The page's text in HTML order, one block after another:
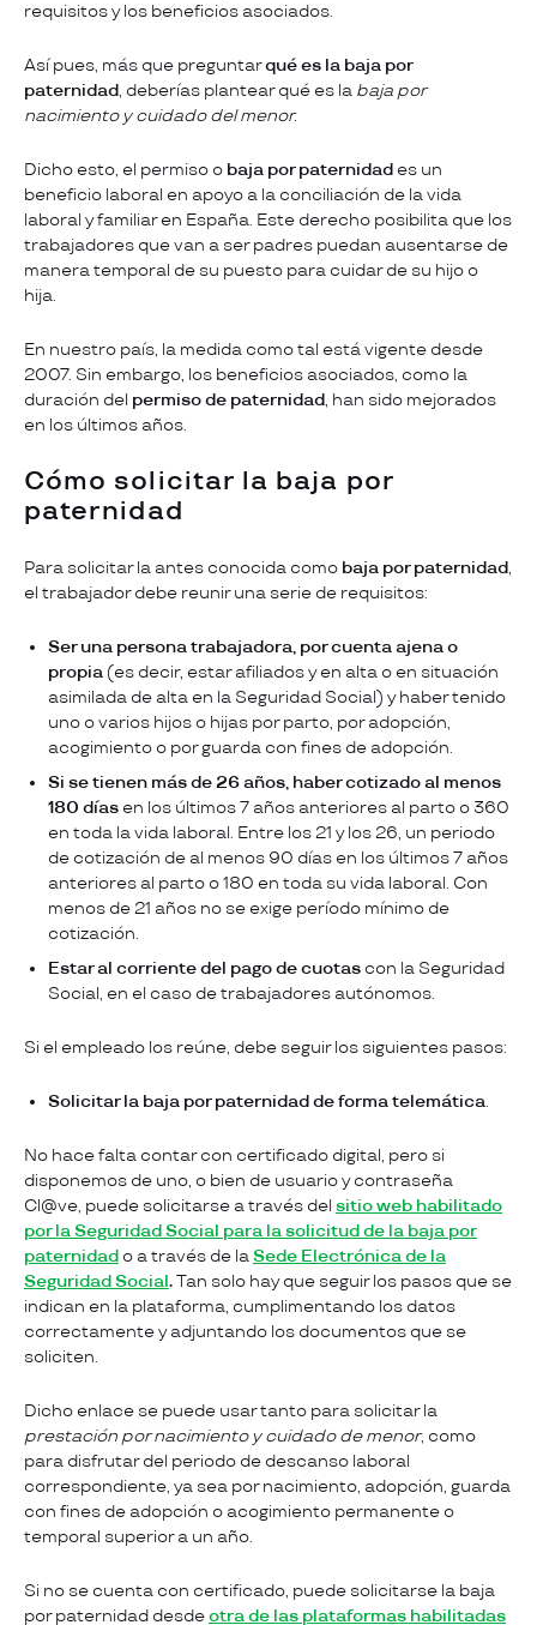
requisitos y los beneficios asociados.
Así pues, más que preguntarqué es la baja por
paternidad, deberías plantear qué es la baja por
nacimiento y cuidado del menor.
Dicho esto, el permiso o baja por paternidad es un
beneficio laboral en apoyo a la conciliación de la vida
laboral y familiar en España. Este derecho posibilita que los
trabajadores que van a ser padres puedan ausentarse de
manera temporal de su puesto para cuidar de su hijo o
hija.
En nuestro país, la medida como tal está vigente desde
2007. Sin embargo, los beneficios asociados, como la
duración del permiso de paternidad, han sido mejorados
en los últimos años.
Cómo solicitar la baja por
paternidad
Para solicitar la antes conocida como baja por paternidad,
el trabajador debe reunir una serie de requisitos:
Ser una persona trabajadora, por cuenta ajena o
propia (es decir, estar afiliados y en alta o en situación
asimilada de alta en la Seguridad Social) y haber tenido
uno o varios hijos o hijas por parto, por adopción,
acogimiento o por guarda con fines de adopción.
Si se tienen más de 26 años, haber cotizado al menos
180 días en los últimos 7 años anteriores al parto o 360
en toda la vida laboral. Entre los 21 y los 26, un periodo
de cotización de al menos 90 días en los últimos 7 años
anteriores al parto o 180 en toda su vida laboral. Con
menos de 21 años no se exige período mínimo de
cotización.
Estar al corriente del pago de cuotas con la Seguridad
Social, en el caso de trabajadores autónomos.
Si el empleado los reúne, debe seguir los siguientes pasos:
Solicitar la baja por paternidad de forma telemática.
No hace falta contar con certificado digital, pero si
disponemos de uno, o bien de usuario y contraseña
Cl@ve, puede solicitarse a través del sitio web habilitado
por la Seguridad Social para la solicitud de la baja por
paternidad o a través de laSede Electrónica de la
Seguridad Social.Tan solo hay que seguir los pasos que se
indican en la plataforma, cumplimentando los datos
correctamente y adjuntando los documentos que se
soliciten.
Dicho enlace se puede usar tanto para solicitar la
prestación por nacimiento y cuidado de menor, como
para disfrutar del periodo de descanso laboral
correspondiente, ya sea por nacimiento, adopción, guarda
con fines de adopción o acogimiento permanente o
temporal superior a un año.
Si no se cuenta con certificado, puede solicitarse la baja
por paternidad desdeotra de las plataformas habilitadas